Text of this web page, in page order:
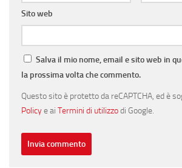
Sito web
Salva il mio nome, email e sito web in
la prossima volta che commento.
Questo sito è protetto da reCAPTCHA, ed è
Policye ai Termini di utilizzodi Google.